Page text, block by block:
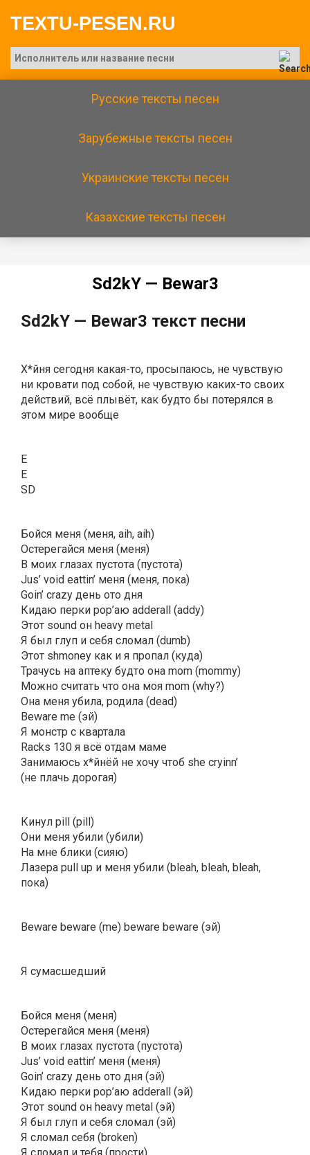
TEXTU-PESEN.RU
Русские тексты песен
Зарубежные тексты песен
Украинские тексты песен
Казахские тексты песен
Sd2kY — Bеwаr3
Sd2kY — Bеwаr3 текст песни
Х*йня сегодня какая-то, просыпаюсь, не чувствую
ни кровати под собой, не чувствую каких-то своих
действий, всё плывёт, как будто бы потерялся в
этом мире вообще
E
E
SD
Бойся меня (меня, aih, aih)
Остерегайся меня (меня)
В моих глазах пустота (пустота)
Jus’ void eattin’ меня (меня, пока)
Goin’ crazy день ото дня
Кидаю перки pop’аю adderall (addy)
Этот sound он heavy metal
Я был глуп и себя сломал (dumb)
Этот shmoney как и я пропал (куда)
Трачусь на аптеку будто она mom (mommy)
Можно считать что она моя mom (why?)
Она меня убила, родила (dead)
Beware me (эй)
Я монстр с квартала
Racks 130 я всё отдам маме
Занимаюсь х*йнёй не хочу чтоб she cryinn’
(не плачь дорогая)
Кинул pill (pill)
Они меня убили (убили)
На мне блики (сияю)
Лазера pull up и меня убили (bleah, bleah, bleah,
пока)
Beware beware (me) beware beware (эй)
Я сумасшедший
Бойся меня (меня)
Остерегайся меня (меня)
В моих глазах пустота (пустота)
Jus’ void eattin’ меня (меня)
Goin’ crazy день ото дня (эй)
Кидаю перки pop’аю adderall (эй)
Этот sound он heavy metal (эй)
Я был глуп и себя сломал (эй)
Я сломал себя (broken)